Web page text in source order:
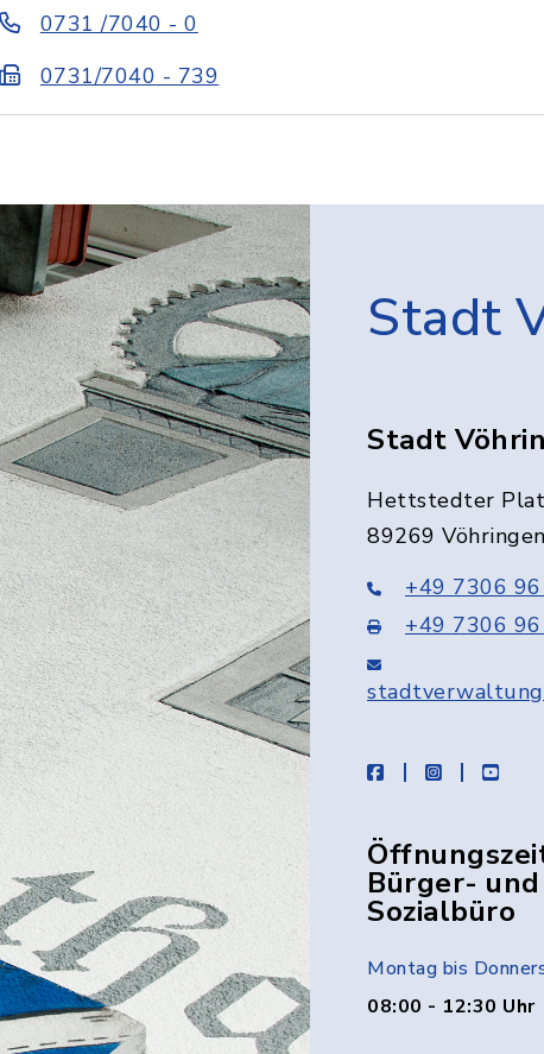
0731 /7040 - 0
0731/7040 - 739
Stadt
Stadt
Hettstedter
89269 Vöhringen
+49 7306
+49 7306
facebookinstagram
Bürger- und
Sozialbüro
Montag bis
08:00 - 12:30 Uhr